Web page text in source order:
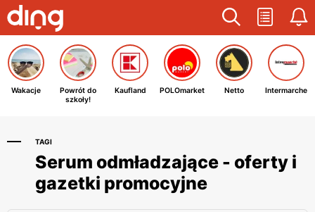
Wakacje
Powrót do
szkoły!
Kaufland POLOmarket Netto Intermarche
TAGI
Serum odmładzające - oferty i
gazetki promocyjne